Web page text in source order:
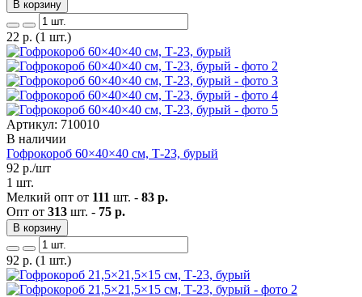
В корзину
22 р. (1 шт.)
Артикул: 710010
В наличии
Гофрокороб 60×40×40 см, Т-23, бурый
92 р./шт
1 шт.
Мелкий опт от 111 шт. - 83 р.
Опт от 313 шт. - 75 р.
В корзину
92 р. (1 шт.)